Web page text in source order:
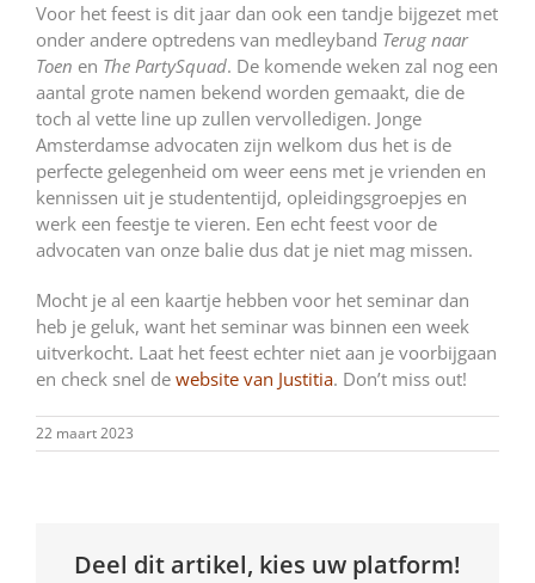
Voor het feest is dit jaar dan ook een tandje bijgezet met
onder andere optredens van medleyband Terug naar
Toen en The PartySquad. De komende weken zal nog een
aantal grote namen bekend worden gemaakt, die de
toch al vette line up zullen vervolledigen. Jonge
Amsterdamse advocaten zijn welkom dus het is de
perfecte gelegenheid om weer eens met je vrienden en
kennissen uit je studententijd, opleidingsgroepjes en
werk een feestje te vieren. Een echt feest voor de
advocaten van onze balie dus dat je niet mag missen.
Mocht je al een kaartje hebben voor het seminar dan
heb je geluk, want het seminar was binnen een week
uitverkocht. Laat het feest echter niet aan je voorbijgaan
en check snel de website van Justitia. Don’t miss out!
22 maart 2023
Deel dit artikel, kies uw platform!